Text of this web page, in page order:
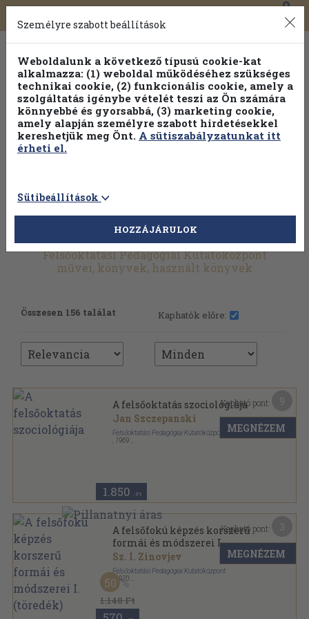
Toggle
navigation
0
Felsőoktatási Pedagógiai Kutatóközpont
művei, könyvek, használt könyvek
Összesen 156 találat Kaphatók előre:
A felsőoktatás szociológiája
Jan Szczepanski
Felsőoktatási Pedagógiai Kutatóközpont
1969
1.850 ,-Ft
Kapható pont:
MEGNÉZEM
A felsőfokú képzés korszerű
formái és módszerei I.
(töredék)
Sz. I. Zinovjev
Felsőoktatási Pedagógiai Kutatóközpont
, 1970
Tűzött kötés
1.140 Ft
50
Kapható pont:
MEGNÉZEM
Személyre szabott beállítások
Weboldalunk a következő típusú cookie-kat
alkalmazza: (1) weboldal működéséhez szükséges
technikai cookie, (2) funkcionális cookie, amely a
szolgáltatás igénybe vételét teszi az Ön számára
könnyebbé és gyorsabbá, (3) marketing cookie,
amely alapján személyre szabott hirdetésekkel
kereshetjük meg Önt. A sütiszabályzatunkat itt
érheti el.
Sütibeállítások
HOZZÁJÁRULOK